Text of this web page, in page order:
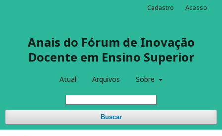
Anais do Fórum de Inovação
Docente em Ensino Superior
Atual Arquivos Sobre
Buscar
Cadastro Acesso